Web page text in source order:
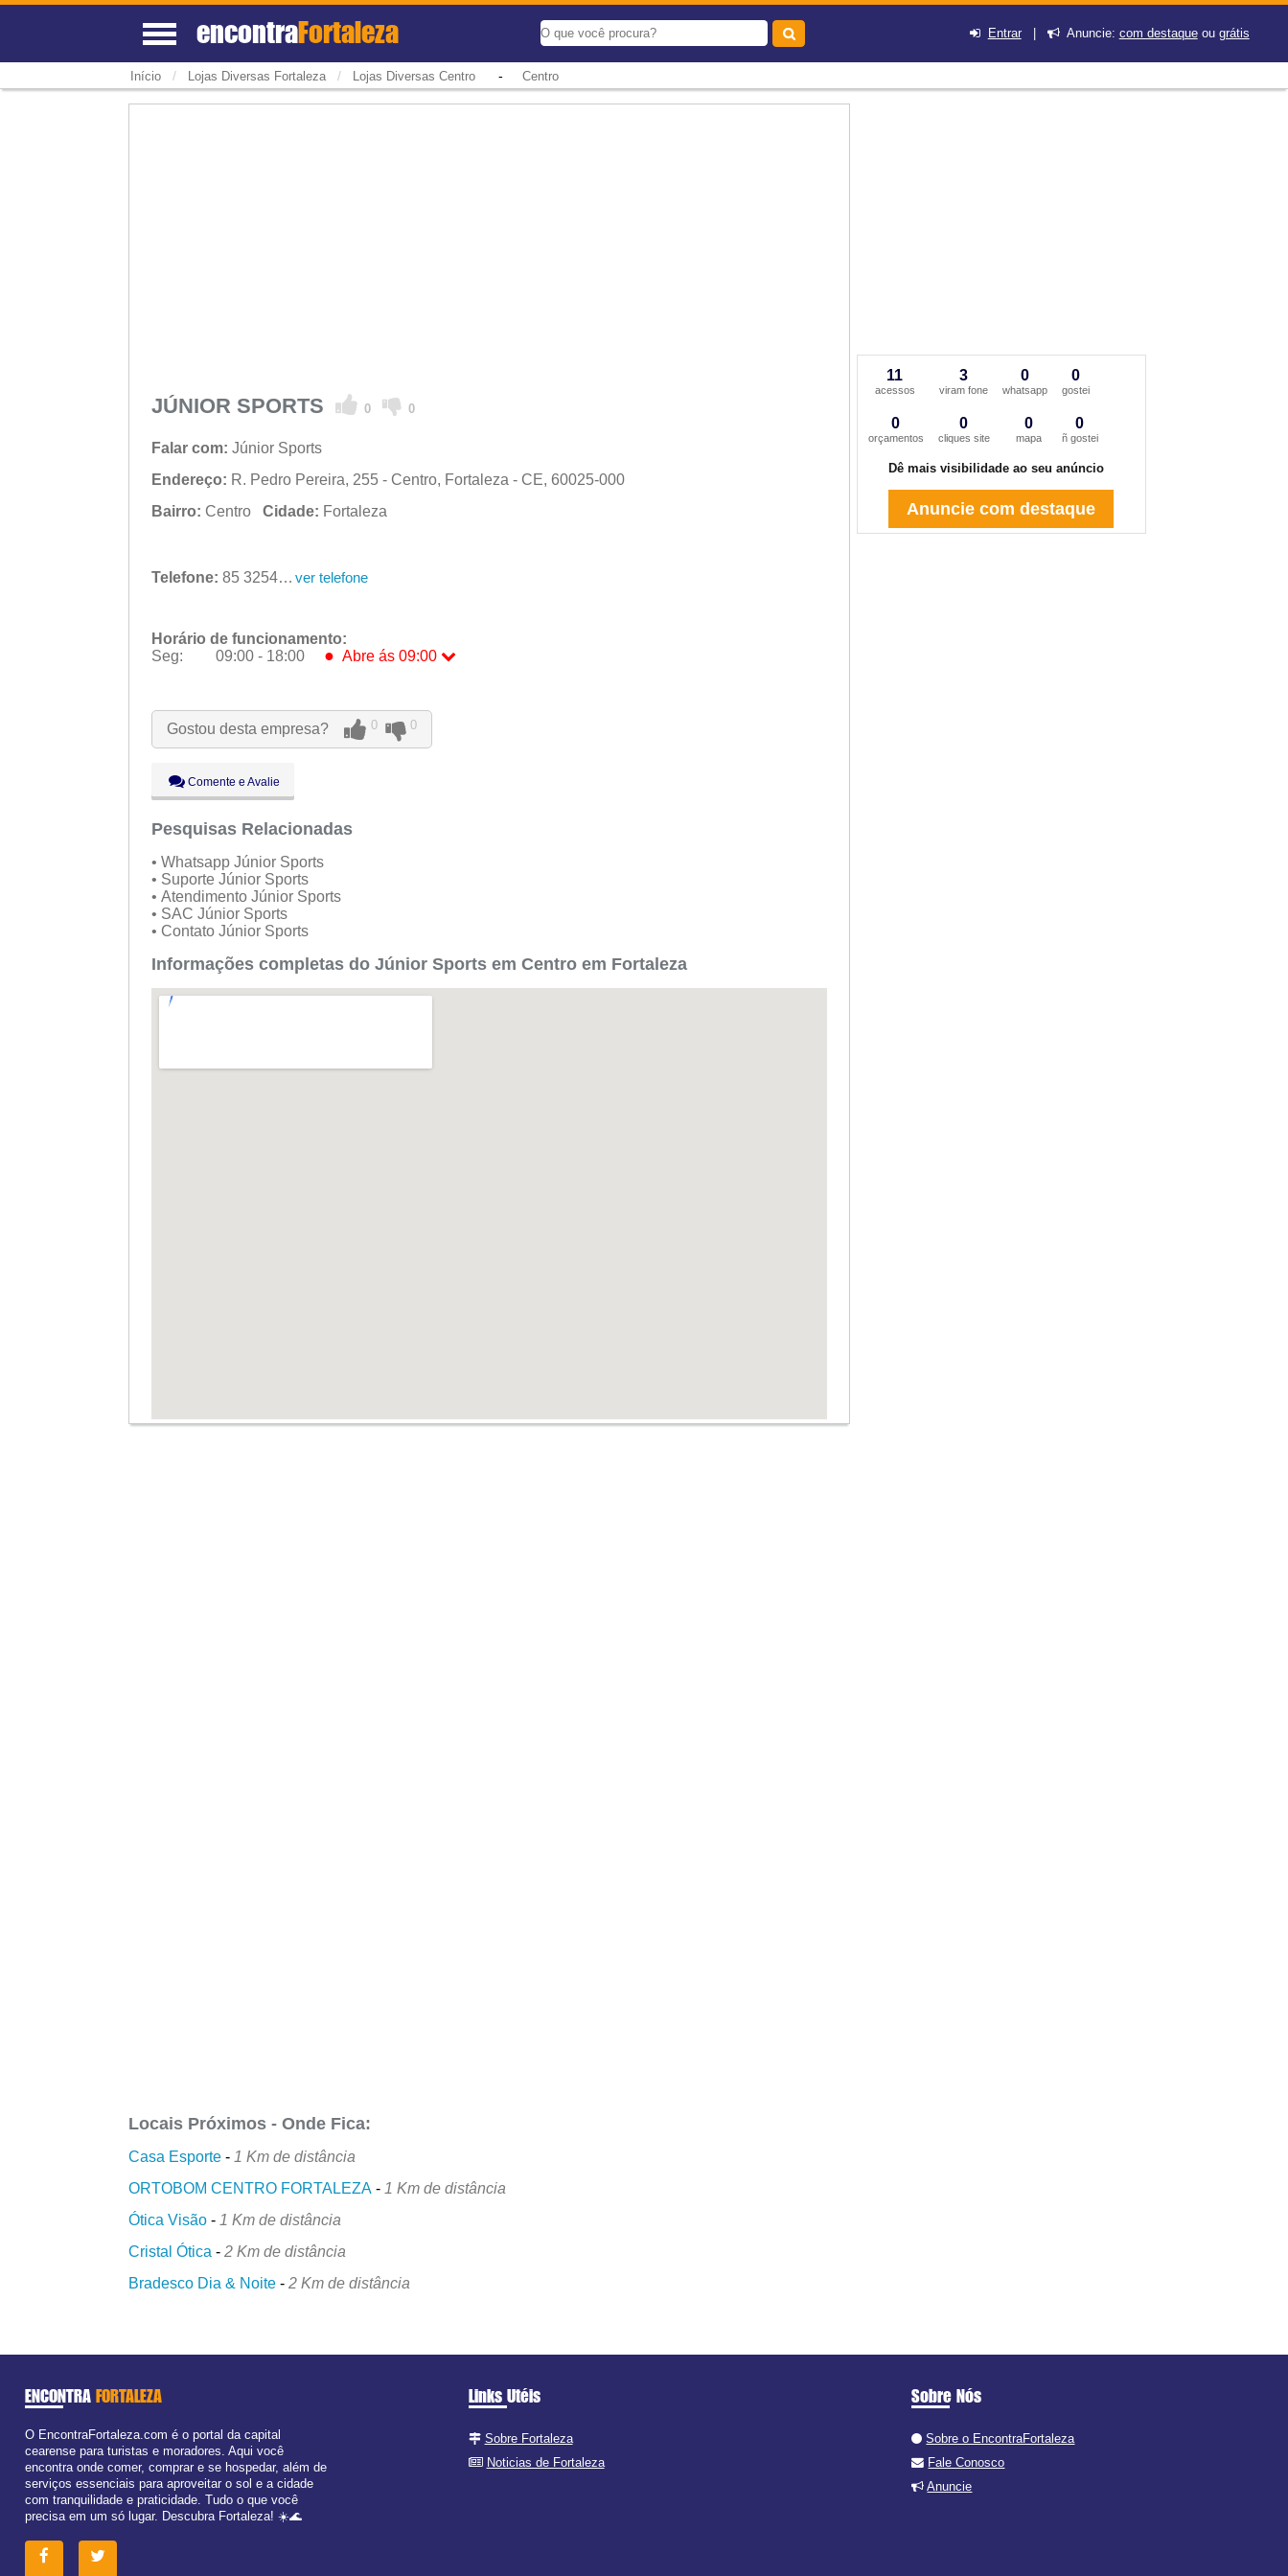
encontraFortaleza Entrar| Anuncie: com destaqueou grátis
Início / Lojas Diversas Fortaleza / Lojas Diversas Centro- Centro
JÚNIOR SPORTS 0 0
Falar com: Júnior Sports
Endereço: R. Pedro Pereira, 255 - Centro, Fortaleza - CE, 60025-000
Bairro: Centro Cidade: Fortaleza
Telefone: 85 3254-6655 ver telefone
Horário de funcionamento:
Seg:
09:00 - 18:00 ● Abre ás 09:00
Qua:
09:00 - 18:00
Qui:
09:00 - 18:00
Sáb:
Dom:
Fechado
Gostou desta empresa? 0 0
Comente e Avalie
Pesquisas Relacionadas
• Whatsapp Júnior Sports
• Suporte Júnior Sports
• Atendimento Júnior Sports
• SAC Júnior Sports
• Contato Júnior Sports
Informações completas do Júnior Sports em Centro em Fortaleza
Locais Próximos - Onde Fica:
Casa Esporte - 1 Km de distância
ORTOBOM CENTRO FORTALEZA - 1 Km de distância
Ótica Visão - 1 Km de distância
Cristal Ótica -2 Km de distância
Bradesco Dia & Noite -2 Km de distância
11
acessos
3
viram fone
0
whatsapp
0
gostei
0
orçamentos
0
cliques site
0
mapa
0
ñ gostei
Dê mais visibilidade ao seu anúncio
Anuncie com destaque
ENCONTRA FORTALEZA
O EncontraFortaleza.com é o portal da capital
cearense para turistas e moradores. Aqui você
encontra onde comer, comprar e se hospedar, além de
serviços essenciais para aproveitar o sol e a cidade
com tranquilidade e praticidade. Tudo o que você
precisa em um só lugar. Descubra Fortaleza! ☀️🌊
Links Utéis
Sobre Fortaleza
Noticias de Fortaleza
Sobre Nós
Sobre o EncontraFortaleza
Fale Conosco
Anuncie